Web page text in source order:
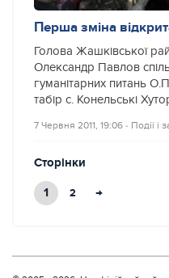
Перша зміна
Голова Жашківської
Олександр Павлов
гуманітарних питань
табір с. Конельські
7 Червня 2011, 19:06 ‐ Події і
Сторінки
1 2 →